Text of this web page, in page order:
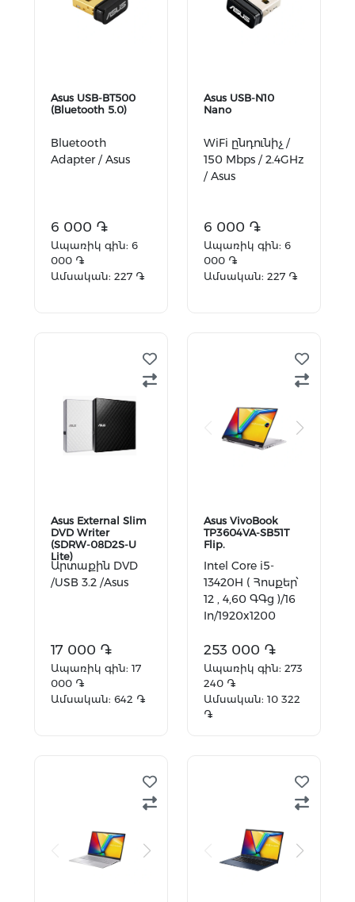
Asus USB-BT500
(Bluetooth 5.0)
Bluetooth
Adapter / Asus
6 000 ֏
Ապառիկ գին: 6
000 ֏
Ամսական: 227 ֏
Asus USB-N10
Nano
WiFi ընդունիչ /
150 Mbps / 2.4GHz
/ Asus
6 000 ֏
Ապառիկ գին: 6
000 ֏
Ամսական: 227 ֏
Asus External Slim
DVD Writer
(SDRW-08D2S-U
Lite)
Արտաքին DVD
/USB 3.2 /Asus
17 000 ֏
Ապառիկ գին: 17
000 ֏
Ամսական: 642 ֏
Asus VivoBook
TP3604VA-SB51T
Flip.
Intel Core i5-
13420H ( Հոսքեր՝
12 , 4,60 ԳԳց )/16
In/1920x1200
GB/Intel UHD
Graphics
253 000 ֏
Ապառիկ գին: 273
240 ֏
Ամսական: 10 322
֏